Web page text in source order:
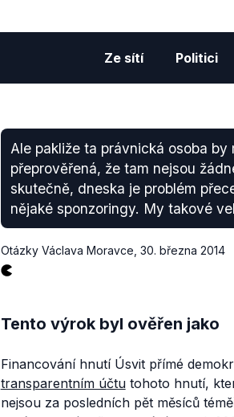
Ze sítí Politici
Ale pakliže ta právnická osoba
přeprověřená, že tam nejsou
skutečně, dneska je problém
nějaké sponzoringy. My takové
Otázky Václava Moravce 30. března 2014
Tento výrok byl ověřen jako
Financování hnutí Úsvit přímé
transparentním účtutohoto hnutí,
nejsou za posledních pět měsíců